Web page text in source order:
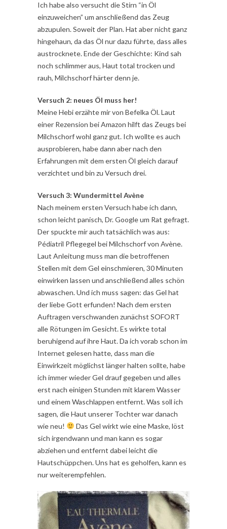
Ich habe also versucht die Stirn “in Öl
einzuweichen” um anschließend das Zeug
abzupulen. Soweit der Plan. Hat aber nicht ganz
hingehaun, da das Öl nur dazu führte, dass alles
austrocknete. Ende der Geschichte: Kind sah
noch schlimmer aus, Haut total trocken und
rauh, Milchschorf härter denn je.
Versuch 2: neues Öl muss her!
Meine Hebi erzähte mir von Befelka Öl. Laut
einer Rezension bei Amazon hilft das Zeugs bei
Milchschorf wohl ganz gut. Ich wollte es auch
ausprobieren, habe dann aber nach den
Erfahrungen mit dem ersten Öl gleich darauf
verzichtet und bin zu Versuch drei.
Versuch 3: Wundermittel Avène
Nach meinem ersten Versuch habe ich dann,
schon leicht panisch, Dr. Google um Rat gefragt.
Der spuckte mir auch tatsächlich was aus:
Pédiatril Pflegegel bei Milchschorf von Avène.
Laut Anleitung muss man die betroffenen
Stellen mit dem Gel einschmieren, 30 Minuten
einwirken lassen und anschließend alles schön
abwaschen. Und ich muss sagen: das Gel hat
der liebe Gott erfunden! Nach dem ersten
Auftragen verschwanden zunächst SOFORT
alle Rötungen im Gesicht. Es wirkte total
beruhigend auf ihre Haut. Da ich vorab schon im
Internet gelesen hatte, dass man die
Einwirkzeit möglichst länger halten sollte, habe
ich immer wieder Gel drauf gegeben und alles
erst nach einigen Stunden mit klarem Wasser
und einem Waschlappen entfernt. Was soll ich
sagen, die Haut unserer Tochter war danach
wie neu!
Das Gel wirkt wie eine Maske, löst
sich irgendwann und man kann es sogar
abziehen und entfernt dabei leicht die
Hautschüppchen. Uns hat es geholfen, kann es
nur weiterempfehlen.